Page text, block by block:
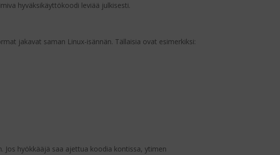
hyväksikäyttökoodi leviää julkisesti.
jakavat saman Linux-isännän. Tällaisia ovat esimerkiksi:
Jos hyökkääjä saa ajettua koodia kontissa, ytimen